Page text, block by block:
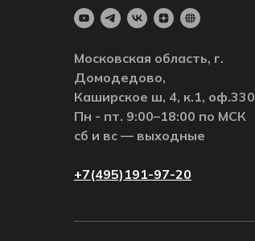
Московская область, г.
Домодедово,
Каширское ш, 4, к.1, оф.330
Пн - пт. 9:00–18:00 по МСК
сб и вс — выходные
+7(495)191-97-20